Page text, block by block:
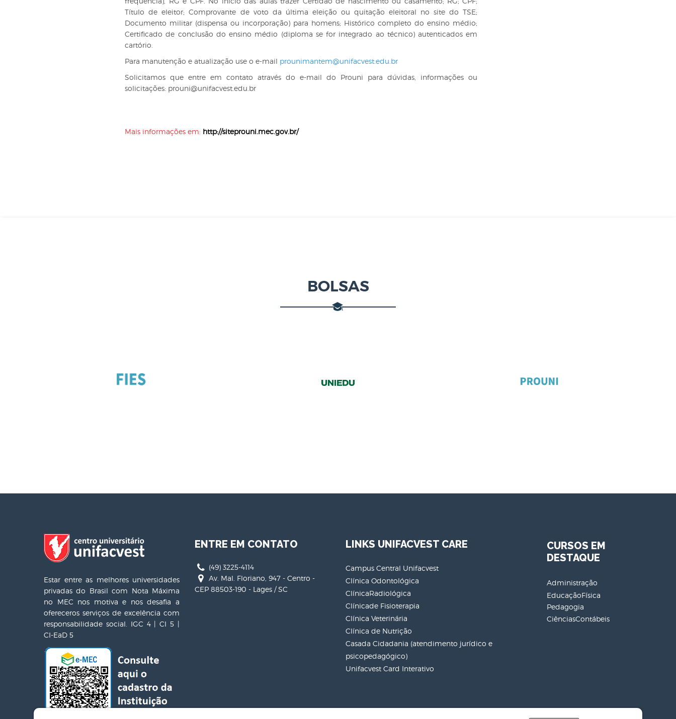
Título de eleitor; Comprovante de voto da última eleição ou quitação eleitoral no site do TSE;
Documento militar (dispensa ou incorporação) para homens; Histórico completo do ensino médio;
Certificado de conclusão do ensino médio (diploma se for integrado ao técnico) autenticados em
cartório.
Para manutenção e atualização use o e-mail prounimantem@unifacvest.edu.br
Solicitamos que entre em contato através do e-mail do Prouni para dúvidas, informações ou
solicitações: prouni@unifacvest.edu.br
Mais informações em: http://siteprouni.mec.gov.br/
BOLSAS
Estar entre as melhores universidades
privadas do Brasil com Nota Máxima
no MEC nos motiva e nos desafia a
ofereceros serviços de excelência com
responsabilidade social. IGC 4 | CI 5 |
CI-EaD 5
ENTRE EM CONTATO
(49) 3225-4114
Av. Mal. Floriano, 947 - Centro -
CEP 88503-190 - Lages / SC
LINKS UNIFACVEST CARE
Campus Central Unifacvest
Clínica Odontológica
ClínicaRadiológica
Clínicade Fisioterapia
Clínica Veterinária
Clínica de Nutrição
Casada Cidadania (atendimento jurídico e
psicopedagógico)
Unifacvest Card Interativo
CURSOS EM
DESTAQUE
Administração
EducaçãoFísica
Pedagogia
CiênciasContábeis